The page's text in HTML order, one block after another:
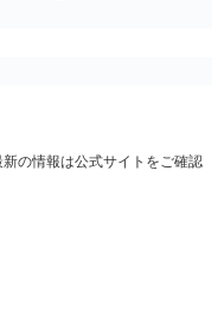
の情報は公式サイトをご確認